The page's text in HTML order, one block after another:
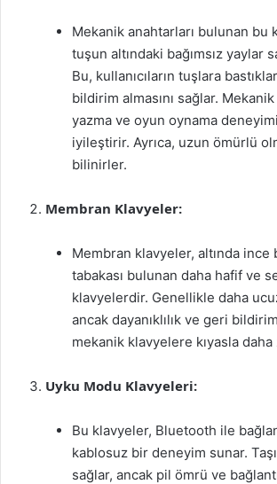
Mekanik anahtarları bulunan bu
tuşun altındaki bağımsız yaylar
Bu, kullanıcıların tuşlara
bildirim almasını sağlar.
yazma ve oyun oynama
iyileştirir. Ayrıca, uzun ömürlü
bilinirler.
Membran Klavyeler:
Membran klavyeler, altında ince
tabakası bulunan daha hafif ve
klavyelerdir. Genellikle daha
ancak dayanıklılık ve geri
mekanik klavyelere kıyasla daha
Uyku Modu Klavyeleri:
Bu klavyeler, Bluetooth ile
kablosuz bir deneyim sunar.
sağlar, ancak pil ömrü ve